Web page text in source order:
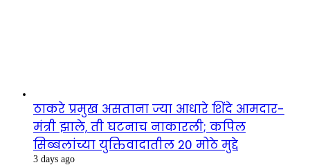
ठाकरे प्रमुख असताना ज्या आधारे शिंदे आमदार-
मंत्री झाले, ती घटनाच नाकारली; कपिल
सिब्बलांच्या युक्तिवादातील 20 मोठे मुद्दे
3 days ago